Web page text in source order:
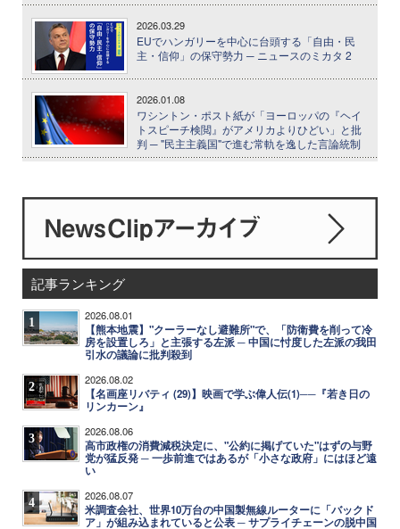
2026.03.29
EUでハンガリーを中心に台頭する「自由・民
主・信仰」の保守勢力 ─ ニュースのミカタ 2
2026.01.08
ワシントン・ポスト紙が「ヨーロッパの『ヘイ
トスピーチ検閲』がアメリカよりひどい」と批
判 ─ "民主主義国"で進む常軌を逸した言論統制
記事ランキング
1 2026.08.01
【熊本地震】"クーラーなし避難所"で、「防衛費を削って冷
房を設置しろ」と主張する左派 ─ 中国に忖度した左派の我田
引水の議論に批判殺到
2 2026.08.02
【名画座リバティ (29)】映画で学ぶ偉人伝(1)──『若き日の
リンカーン』
3 2026.08.06
高市政権の消費減税決定に、"公約に掲げていた"はずの与野
党が猛反発 ─ 一歩前進ではあるが「小さな政府」にはほど遠
い
4 2026.08.07
米調査会社、世界10万台の中国製無線ルーターに「バックド
ア」が組み込まれていると公表 ─ サプライチェーンの脱中国